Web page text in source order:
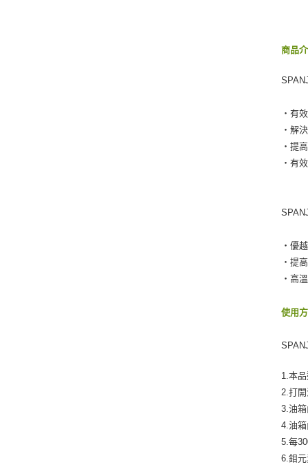
商品
‧有
‧解
‧提
‧有
‧優
‧提
‧高
使用
1.本
2.打
3.油
4.油
5.每
6.鉬